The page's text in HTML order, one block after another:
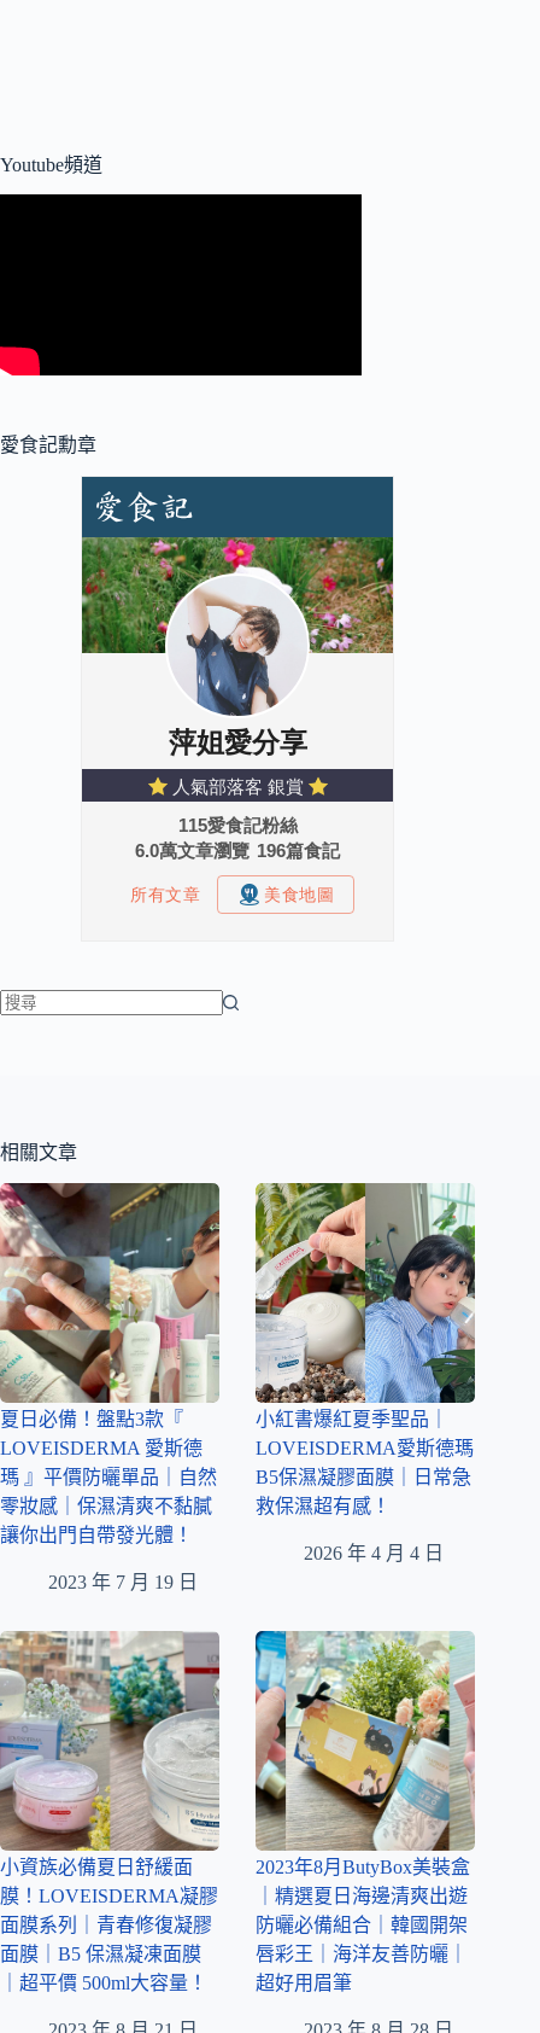
Youtube頻道
愛食記勳章
相關文章
夏日必備！盤點3款『
LOVEISDERMA 愛斯德
瑪 』平價防曬單品｜自然
零妝感｜保濕清爽不黏膩
讓你出門自帶發光體！
2023 年 7 月 19 日
小紅書爆紅夏季聖品｜
LOVEISDERMA愛斯德瑪
B5保濕凝膠面膜｜日常急
救保濕超有感！
2026 年 4 月 4 日
小資族必備夏日舒緩面
膜！LOVEISDERMA凝膠
面膜系列｜青春修復凝膠
面膜｜B5 保濕凝凍面膜
｜超平價 500ml大容量！
2023年8月ButyBox美裝盒
｜精選夏日海邊清爽出遊
防曬必備組合｜韓國開架
唇彩王｜海洋友善防曬｜
超好用眉筆